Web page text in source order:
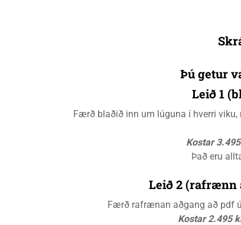
Þú getur
Leið 1
Færð blaðið inn um lúguna í hverri
Kostar
Það eru
Leið 2 (rafrænn
Færð rafrænan aðgang að pdf
Kostar 2.495